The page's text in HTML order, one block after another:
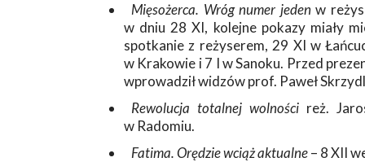
Mięsożerca. Wróg numer jedenw
w dniu 28 XI, kolejne pokazy miały
spotkanie z reżyserem, 29 XI w
w Krakowie i 7 I w Sanoku. Przed
wprowadził widzów prof. Paweł
Rewolucja totalnej wolności reż.
w Radomiu.
Fatima. Orędzie wciąż aktualne– 8 XII